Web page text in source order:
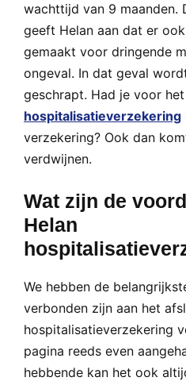
wachttijd van 9 maanden.
geeft Helan aan dat er
gemaakt voor dringende
ongeval. In dat geval
geschrapt. Had je voor
hospitalisatieverzekering
verzekering? Ook dan
verdwijnen.
Wat zijn de
Helan
We hebben de
verbonden zijn aan het
hospitalisatieverzekering
pagina reeds even
hebbende kan het ook